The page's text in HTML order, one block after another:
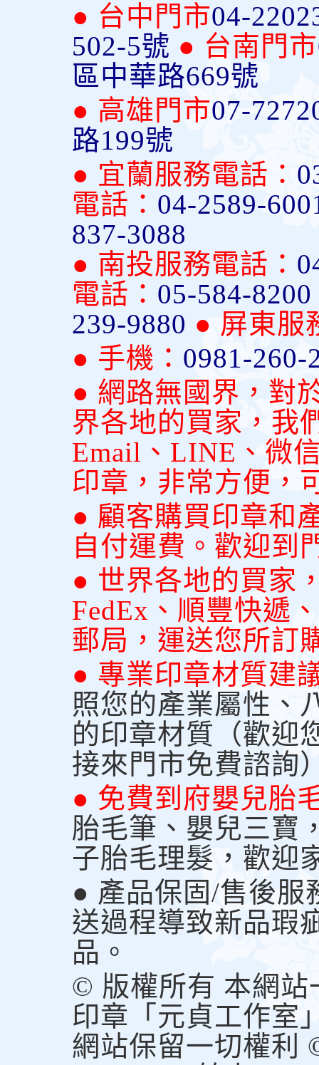
● 台中門市04-
502-5號 ● 台南門市
區中華路669號
● 高雄門市07-
路199號
● 宜蘭服務電話：
電話： 04-2589-
837-3088
● 南投服務電話：
電話： 05-584-8200
239-9880 ● 屏東服
● 手機： 0981-260-
● 網路無國界，對
界各地的買家，我
Email、LINE、微
印章，非常方便，
● 顧客購買印章和
自付運費。歡迎到
● 世界各地的買家
FedEx、順豐快遞
郵局，運送您所訂
● 專業印章材質建
照您的產業屬性、
的印章材質（歡迎
接來門市免費諮詢
● 免費到府嬰兒胎
胎毛筆、嬰兒三寶
子胎毛理髮，歡迎
● 產品保固/售後服
送過程導致新品瑕
品。
© 版權所有 本網站
印章「元貞工作室
網站保留一切權利